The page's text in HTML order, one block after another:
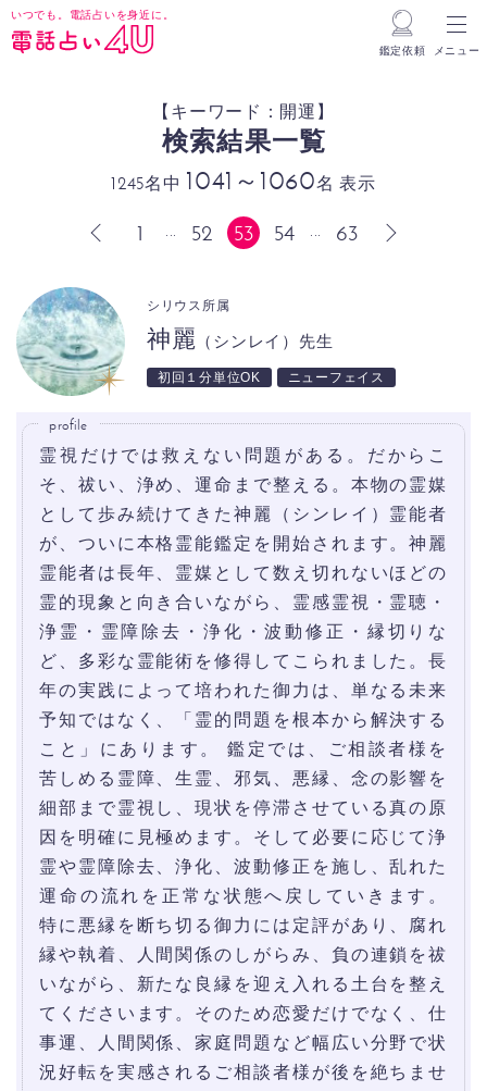
いつでも。電話占いを身近に。
メニュー
鑑定依頼
【キーワード：開運】
検索結果一覧
1245名中 1041～1060名 表示
1 ... 52 53 54 ... 63
神麗 （シンレイ）先生
シリウス所属
初回１分単位OK ニューフェイス
profile
霊視だけでは救えない問題がある。だからこ
そ、祓い、浄め、運命まで整える。本物の霊媒
として歩み続けてきた神麗（シンレイ）霊能者
が、ついに本格霊能鑑定を開始されます。神麗
霊能者は長年、霊媒として数え切れないほどの
霊的現象と向き合いながら、霊感霊視・霊聴・
浄霊・霊障除去・浄化・波動修正・縁切りな
ど、多彩な霊能術を修得してこられました。長
年の実践によって培われた御力は、単なる未来
予知ではなく、「霊的問題を根本から解決する
こと」にあります。 鑑定では、ご相談者様を
苦しめる霊障、生霊、邪気、悪縁、念の影響を
細部まで霊視し、現状を停滞させている真の原
因を明確に見極めます。そして必要に応じて浄
霊や霊障除去、浄化、波動修正を施し、乱れた
運命の流れを正常な状態へ戻していきます。
特に悪縁を断ち切る御力には定評があり、腐れ
縁や執着、人間関係のしがらみ、負の連鎖を祓
いながら、新たな良縁を迎え入れる土台を整え
てくださいます。そのため恋愛だけでなく、仕
事運、人間関係、家庭問題など幅広い分野で状
況好転を実感されるご相談者様が後を絶ちませ